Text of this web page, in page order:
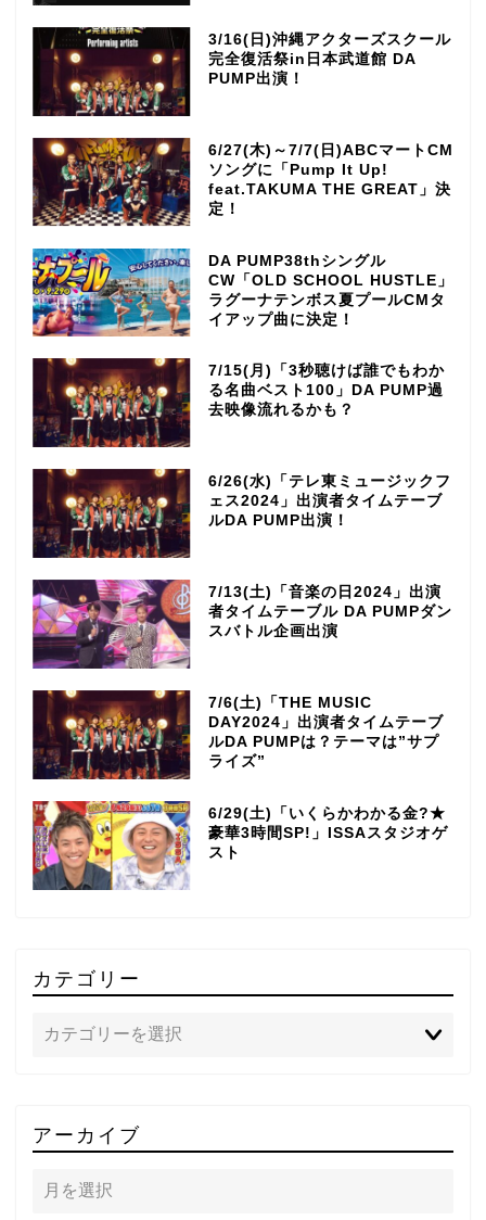
3/16(日)沖縄アクターズスクール
完全復活祭in日本武道館 DA
PUMP出演！
6/27(木)～7/7(日)ABCマートCM
ソングに「Pump It Up!
feat.TAKUMA THE GREAT」決
定！
DA PUMP38thシングル
CW「OLD SCHOOL HUSTLE」
ラグーナテンボス夏プールCMタ
イアップ曲に決定！
7/15(月)「3秒聴けば誰でもわか
る名曲ベスト100」DA PUMP過
去映像流れるかも？
6/26(水)「テレ東ミュージックフ
ェス2024」出演者タイムテーブ
ルDA PUMP出演！
7/13(土)「音楽の日2024」出演
者タイムテーブル DA PUMPダン
スバトル企画出演
7/6(土)「THE MUSIC
DAY2024」出演者タイムテーブ
ルDA PUMPは？テーマは”サプ
ライズ”
6/29(土)「いくらかわかる金?★
豪華3時間SP!」ISSAスタジオゲ
スト
カテゴリー
アーカイブ